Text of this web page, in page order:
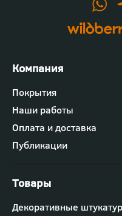
Футер
-
меню
"Компания"
Покрытия
Наши работы
Оплата и доставка
Публикации
Футер
Декоративные